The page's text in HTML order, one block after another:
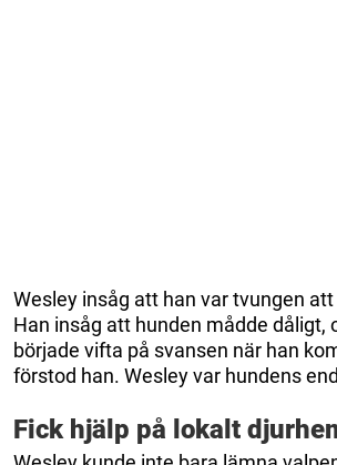
Wesley insåg att han var tvungen
Han insåg att hunden mådde dåligt,
började vifta på svansen när han
förstod han. Wesley var hundens
Fick hjälp på lokalt